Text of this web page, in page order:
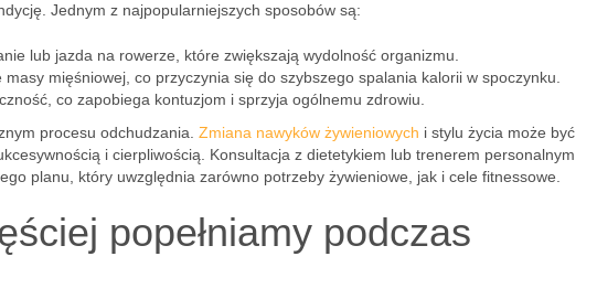
Jednym z najpopularniejszych sposobów są:
lub jazda na rowerze, które zwiększają wydolność organizmu.
mięśniowej, co przyczynia się do szybszego spalania kalorii w spoczynku.
co zapobiega kontuzjom i sprzyja ogólnemu zdrowiu.
procesu odchudzania. Zmiana nawyków żywieniowych i stylu życia może być
i cierpliwością. Konsultacja z dietetykiem lub trenerem personalnym
planu, który uwzględnia zarówno potrzeby żywieniowe, jak i cele fitnessowe.
popełniamy podczas